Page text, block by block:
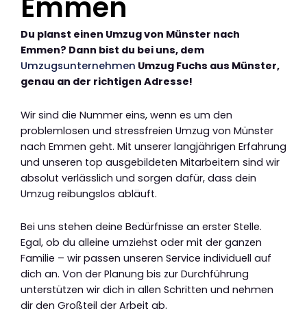
Emmen
Du planst einen Umzug von Münster nach
Emmen? Dann bist du bei uns, dem
Umzugsunternehmen Umzug Fuchs aus Münster,
genau an der richtigen Adresse!
Wir sind die Nummer eins, wenn es um den
problemlosen und stressfreien Umzug von Münster
nach Emmen geht. Mit unserer langjährigen Erfahrung
und unseren top ausgebildeten Mitarbeitern sind wir
absolut verlässlich und sorgen dafür, dass dein
Umzug reibungslos abläuft.
Bei uns stehen deine Bedürfnisse an erster Stelle.
Egal, ob du alleine umziehst oder mit der ganzen
Familie – wir passen unseren Service individuell auf
dich an. Von der Planung bis zur Durchführung
unterstützen wir dich in allen Schritten und nehmen
dir den Großteil der Arbeit ab.